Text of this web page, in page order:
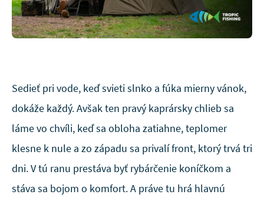
Sedieť pri vode, keď svieti slnko a fúka mierny vánok,
dokáže každý. Avšak ten pravý kaprársky chlieb sa
láme vo chvíli, keď sa obloha zatiahne, teplomer
klesne k nule a zo západu sa privalí front, ktorý trvá tri
dni. V tú ranu prestáva byť rybárčenie koníčkom a
stáva sa bojom o komfort. A práve tu hrá hlavnú